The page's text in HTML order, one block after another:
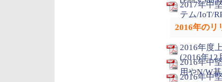
2017年中
テム/IoT/
2016年のリ
2016年度
(2016年12
2016年中
用やN/W
2016年中